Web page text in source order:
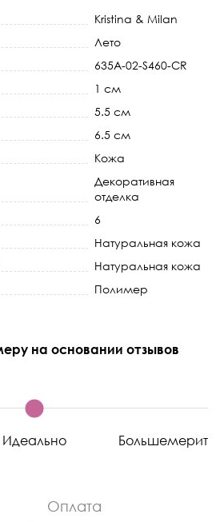
Kristina & Milan
Лето
635A-02-S460-CR
1 см
5.5 см
6.5 см
Кожа
Декоративная
отделка
6
Натуральная кожа
Натуральная кожа
Полимер
на основании отзывов
Идеально Большемерит
Оплата